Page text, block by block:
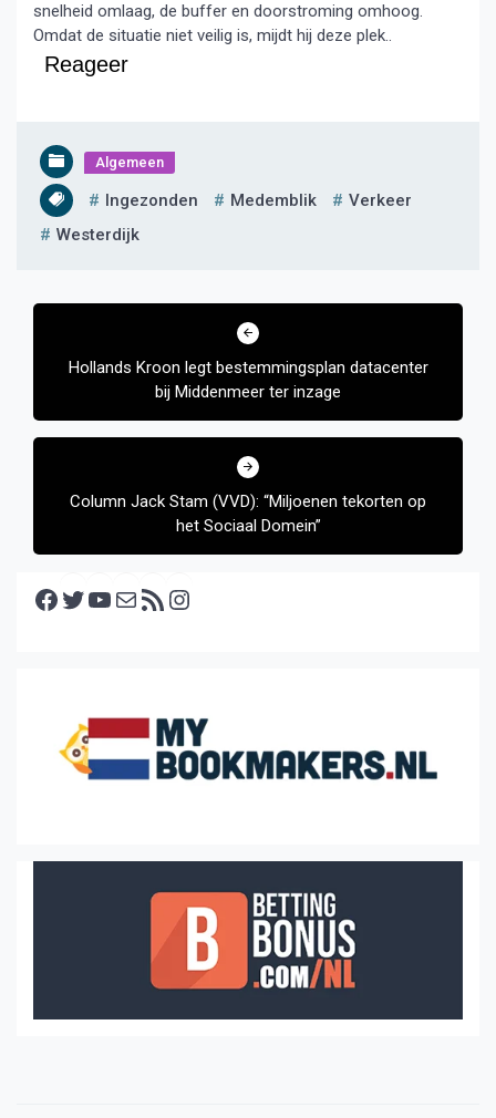
snelheid omlaag, de buffer en doorstroming omhoog.
Omdat de situatie niet veilig is, mijdt hij deze plek..
Reageer
Algemeen
Ingezonden Medemblik
Verkeer
Westerdijk
Bericht
Hollands Kroon legt bestemmingsplan datacenter
bij Middenmeer ter inzage
Column Jack Stam (VVD): “Miljoenen tekorten op
het Sociaal Domein”
Facebook Twitter YouTube E-mail RSS feed